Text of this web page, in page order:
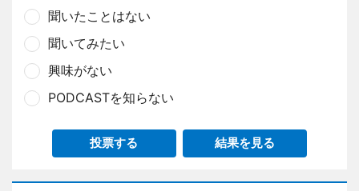
聞いたことはない
聞いてみたい
興味がない
PODCASTを知らない
投票する 結果を見る